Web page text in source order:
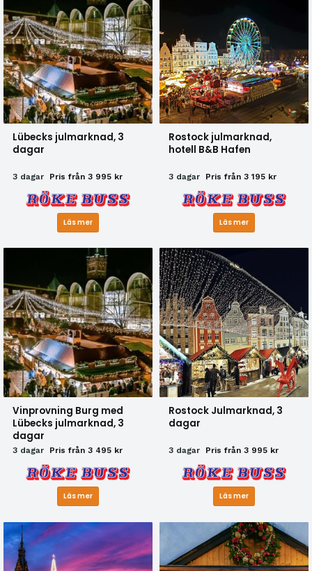
Lübecks julmarknad, 3
dagar
3 dagar Pris från 3 995 kr
Läs mer
Rostock julmarknad,
hotell B&B Hafen
3 dagar Pris från 3 195 kr
Läs mer
Vinprovning Burg med
Lübecks julmarknad, 3
dagar
3 dagar Pris från 3 495 kr
Läs mer
Rostock Julmarknad, 3
dagar
3 dagar Pris från 3 995 kr
Läs mer